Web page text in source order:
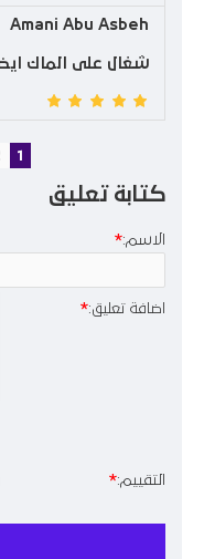
Amani Abu Asbeh
شغال على الماك
1
كتابة تعليق
الاسم:
اضافة تعليق:
التقييم: